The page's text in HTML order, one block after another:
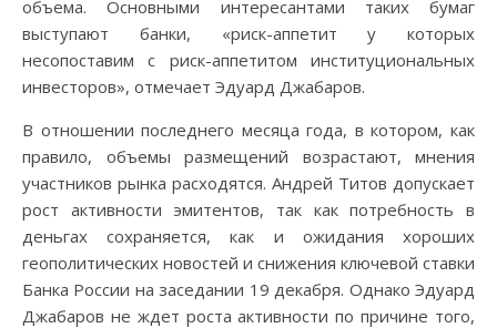
объема. Основными интересантами таких бумаг
выступают банки, «риск-аппетит у которых
несопоставим с риск-аппетитом институциональных
инвесторов», отмечает Эдуард Джабаров.
В отношении последнего месяца года, в котором, как
правило, объемы размещений возрастают, мнения
участников рынка расходятся. Андрей Титов допускает
рост активности эмитентов, так как потребность в
деньгах сохраняется, как и ожидания хороших
геополитических новостей и снижения ключевой ставки
Банка России на заседании 19 декабря. Однако Эдуард
Джабаров не ждет роста активности по причине того,